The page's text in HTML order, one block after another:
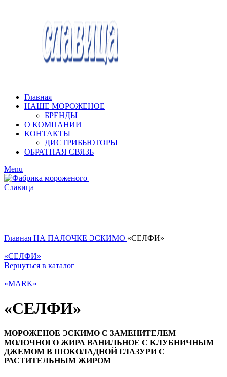
Главная
НАШЕ МОРОЖЕНОЕ
БРЕНДЫ
О КОМПАНИИ
КОНТАКТЫ
ДИСТРИБЬЮТОРЫ
ОБРАТНАЯ СВЯЗЬ
Menu
Главная НА ПАЛОЧКЕ ЭСКИМО «СЕЛФИ»
«СЕЛФИ»
Вернуться в каталог
«MARK»
«СЕЛФИ»
МОРОЖЕНОЕ ЭСКИМО С ЗАМЕНИТЕЛЕМ
МОЛОЧНОГО ЖИРА ВАНИЛЬНОЕ С КЛУБНИЧНЫМ
ДЖЕМОМ В ШОКОЛАДНОЙ ГЛАЗУРИ С
РАСТИТЕЛЬНЫМ ЖИРОМ